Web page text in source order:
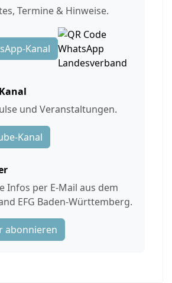
Termine & Hinweise.
Kanal
und Veranstaltungen.
Kanal
Infos per E-Mail aus dem
EFG Baden-Württemberg.
abonnieren